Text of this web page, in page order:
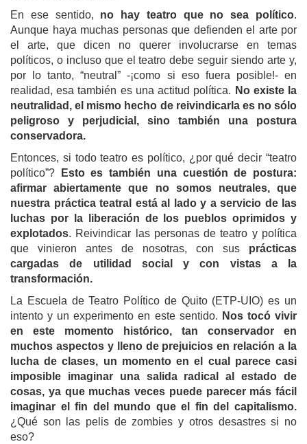
En ese sentido, no hay teatro que no sea político.
Aunque haya muchas personas que defienden el arte por
el arte, que dicen no querer involucrarse en temas
políticos, o incluso que el teatro debe seguir siendo arte y,
por lo tanto, “neutral” -¡como si eso fuera posible!- en
realidad, esa también es una actitud política. No existe la
neutralidad, el mismo hecho de reivindicarla es no sólo
peligroso y perjudicial, sino también una postura
conservadora.
Entonces, si todo teatro es político, ¿por qué decir “teatro
político”?
Esto es también una cuestión de postura:
afirmar abiertamente que no somos neutrales, que
nuestra práctica teatral está al lado y a servicio de las
luchas por la liberación de los pueblos oprimidos y
explotados. Reivindicar las personas de teatro y política
que vinieron antes de nosotras, con sus prácticas
cargadas de utilidad social y con vistas a la
transformación.
La Escuela de Teatro Político de Quito (ETP-UIO) es un
intento y un experimento en este sentido. Nos tocó vivir
en este momento histórico, tan conservador en
muchos aspectos y lleno de prejuicios en relación a la
lucha de clases, un momento en el cual parece casi
imposible imaginar una salida radical al estado de
cosas, ya que muchas veces puede parecer más fácil
imaginar el fin del mundo que el fin del capitalismo.
¿Qué son las pelis de zombies y otros desastres si no
eso?